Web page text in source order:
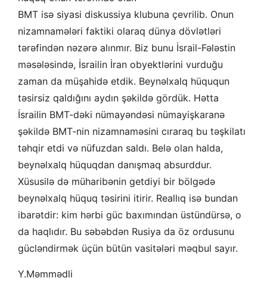
BMT isə siyasi diskussiya klubuna çevrilib. Onun
nizamnamələri faktiki olaraq dünya dövlətləri
tərəfindən nəzərə alınmır. Biz bunu İsrail-Fələstin
məsələsində, İsrailin İran obyektlərini vurduğu
zaman da müşahidə etdik. Beynəlxalq hüququn
təsirsiz qaldığını aydın şəkildə gördük. Hətta
İsrailin BMT-dəki nümayəndəsi nümayişkaranə
şəkildə BMT-nin nizamnaməsini cıraraq bu təşkilatı
təhqir etdi və nüfuzdan saldı. Belə olan halda,
beynəlxalq hüquqdan danışmaq absurddur.
Xüsusilə də müharibənin getdiyi bir bölgədə
beynəlxalq hüquq təsirini itirir. Reallıq isə bundan
ibarətdir: kim hərbi güc baxımından üstündürsə, o
da haqlıdır. Bu səbəbdən Rusiya da öz ordusunu
gücləndirmək üçün bütün vasitələri məqbul sayır.
Y.Məmmədli